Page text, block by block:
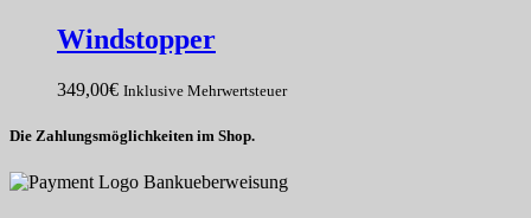
Windstopper
349,00€ Inklusive Mehrwertsteuer
Die Zahlungsmöglichkeiten im Shop.